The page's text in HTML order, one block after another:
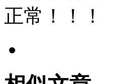
正常！！！